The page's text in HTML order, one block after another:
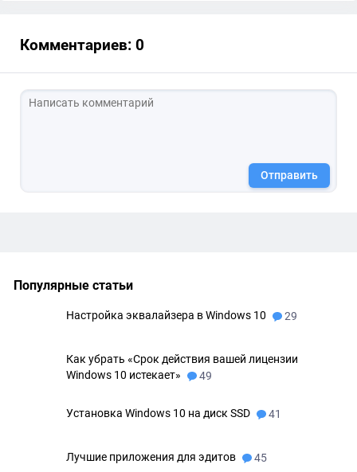
Популярные статьи
Настройка эквалайзера в Windows 10 29
Как убрать «Срок действия вашей лицензии
Windows 10 истекает»
49
Установка Windows 10 на диск SSD 41
Лучшие приложения для эдитов 45
Комментариев: 0
Отправить